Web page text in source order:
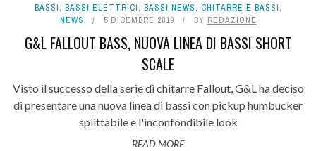
BASSI, BASSI ELETTRICI, BASSI NEWS, CHITARRE E BASSI,
NEWS
5 DICEMBRE 2019 BY REDAZIONE
G&L FALLOUT BASS, NUOVA LINEA DI BASSI SHORT
SCALE
Visto il successo della serie di chitarre Fallout, G&L ha deciso
di presentare una nuova linea di bassi con pickup humbucker
splittabile e l'inconfondibile look
READ MORE